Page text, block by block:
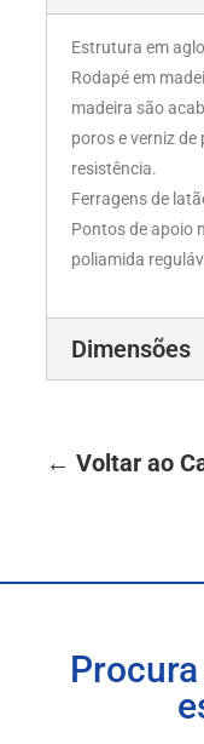
Estrutura em
Rodapé em
madeira são
poros e verniz
resistência.
Ferragens de
Pontos de apoio
poliamida
Dimensões
← Voltar ao